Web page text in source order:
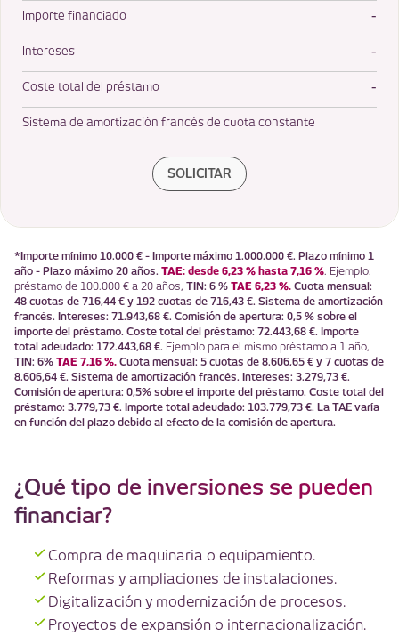
Importe financiado -
Intereses -
Coste total del préstamo -
Sistema de amortización francés de cuota constante
SOLICITAR
*Importe mínimo 10.000 € - Importe máximo 1.000.000 €. Plazo mínimo 1
año - Plazo máximo 20 años. TAE: desde 6,23 % hasta 7,16 %. Ejemplo:
préstamo de 100.000 € a 20 años, TIN: 6 % TAE 6,23 %. Cuota mensual:
48 cuotas de 716,44 € y 192 cuotas de 716,43 €. Sistema de amortización
francés. Intereses: 71.943,68 €. Comisión de apertura: 0,5 % sobre el
importe del préstamo. Coste total del préstamo: 72.443,68 €. Importe
total adeudado: 172.443,68 €. Ejemplo para el mismo préstamo a 1 año,
TIN: 6% TAE 7,16 %. Cuota mensual: 5 cuotas de 8.606,65 € y 7 cuotas de
8.606,64 €. Sistema de amortización francés. Intereses: 3.279,73 €.
Comisión de apertura: 0,5% sobre el importe del préstamo. Coste total del
préstamo: 3.779,73 €. Importe total adeudado: 103.779,73 €. La TAE varía
en función del plazo debido al efecto de la comisión de apertura.
¿Qué tipo de inversiones se pueden
financiar?
Compra de maquinaria o equipamiento.
Reformas y ampliaciones de instalaciones.
Digitalización y modernización de procesos.
Proyectos de expansión o internacionalización.